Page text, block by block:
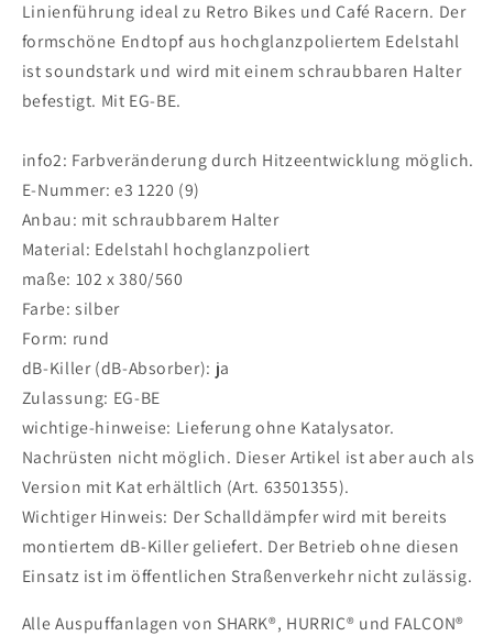
für
Kawasaki
W650
2006
für
Kawasaki
W650
2006
Linienführung ideal zu Retro Bikes und Café Racern. Der
formschöne Endtopf aus hochglanzpoliertem Edelstahl
ist soundstark und wird mit einem schraubbaren Halter
befestigt. Mit EG-BE.
info2: Farbveränderung durch Hitzeentwicklung möglich.
E-Nummer: e3 1220 (9)
Anbau: mit schraubbarem Halter
Material: Edelstahl hochglanzpoliert
maße: 102 x 380/560
Farbe: silber
Form: rund
dB-Killer (dB-Absorber): ja
Zulassung: EG-BE
wichtige-hinweise: Lieferung ohne Katalysator.
Nachrüsten nicht möglich. Dieser Artikel ist aber auch als
Version mit Kat erhältlich (Art. 63501355).
Wichtiger Hinweis: Der Schalldämpfer wird mit bereits
montiertem dB-Killer geliefert. Der Betrieb ohne diesen
Einsatz ist im öffentlichen Straßenverkehr nicht zulässig.
Alle Auspuffanlagen von SHARK®, HURRIC® und FALCON®